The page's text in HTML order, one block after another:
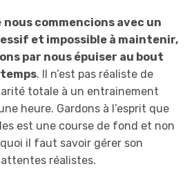
nous commencions avec un
et impossible à maintenir,
par nous épuiser au bout
. Il n’est pas réaliste de
totale à un entrainement
heure. Gardons à l’esprit que
est une course de fond et non
il faut savoir gérer son
réalistes.